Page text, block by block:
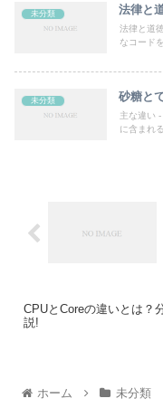
未分類 法律と
法律と道
なコード
未分類 砂糖と
主な違い
に含まれ
CPUとCoreの違いとは？
説!
ホーム 未分類